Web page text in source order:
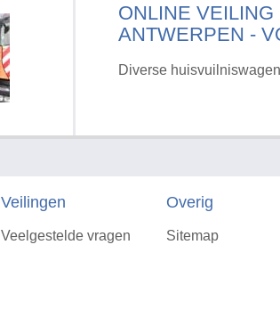
ONLINE
ANTWERPEN -
Diverse
Veilingen
Veelgestelde vragen
Overig
Sitemap